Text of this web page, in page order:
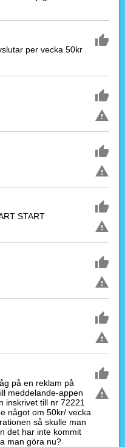
per vecka 50kr
START
på en reklam på
meddelande-appen
inskrivet till nr 72221
något om 50kr/ vecka
så skulle man
det har inte kommit
man göra nu?